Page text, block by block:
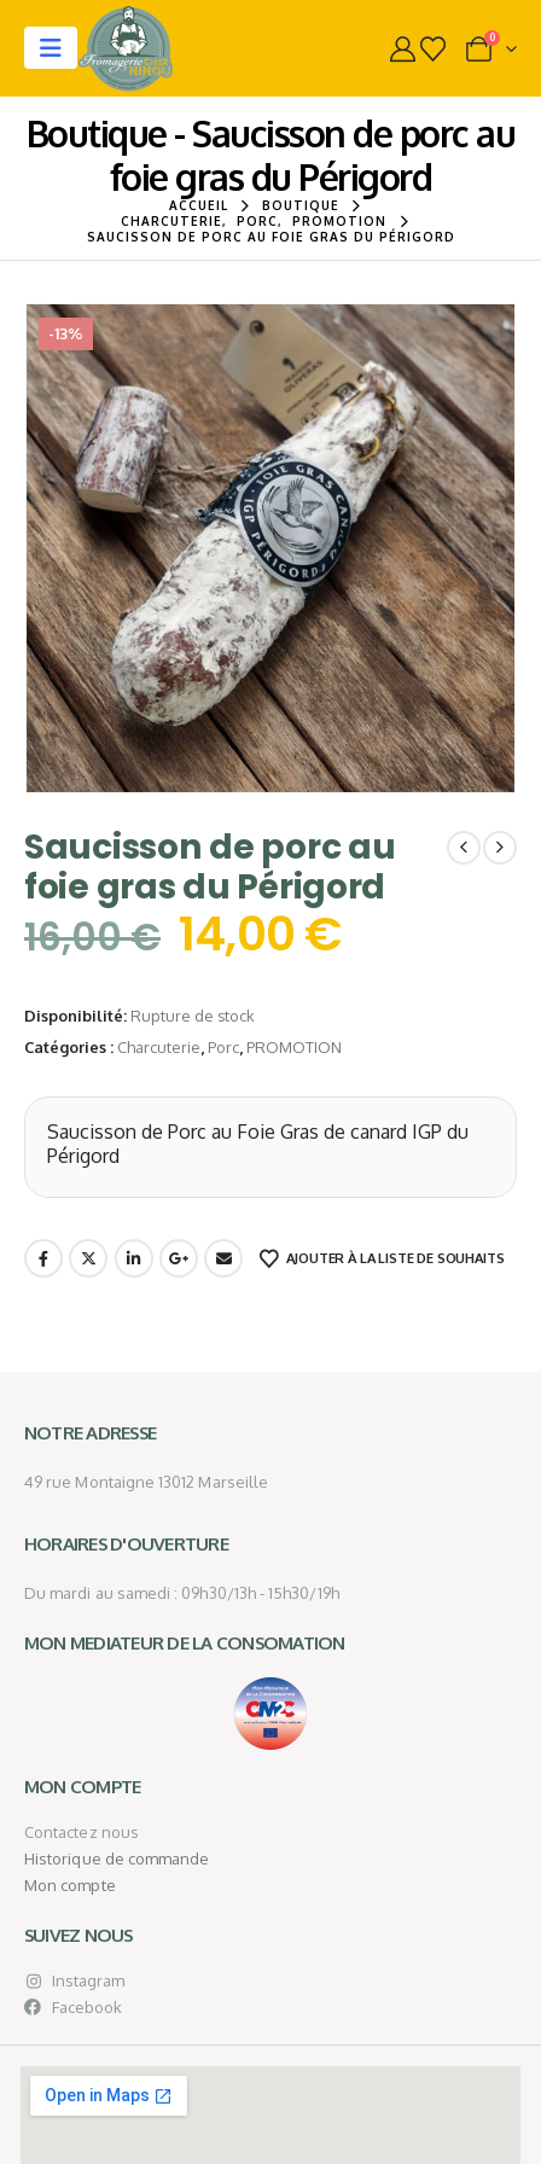
0
Boutique - Saucisson de porc au
foie gras du Périgord
ACCUEIL
BOUTIQUE
CHARCUTERIE, PORC,
PROMOTION
SAUCISSON DE PORC AU FOIE GRAS DU PÉRIGORD
-13%
Saucisson de porc au
foie gras du Périgord
16,00€ 14,00€
Disponibilité: Rupture de stock
Catégories : Charcuterie Porc PROMOTION
Saucisson de Porc au Foie Gras de canard IGP du
Périgord
AJOUTER À LA LISTE DE SOUHAITS
NOTRE ADRESSE
49 rue Montaigne 13012 Marseille
HORAIRES D'OUVERTURE
Du mardi au samedi : 09h30/13h - 15h30/19h
MON MEDIATEUR DE LA CONSOMATION
MON COMPTE
Contactez nous
Historique de commande
Mon compte
SUIVEZ NOUS
Instagram
Facebook